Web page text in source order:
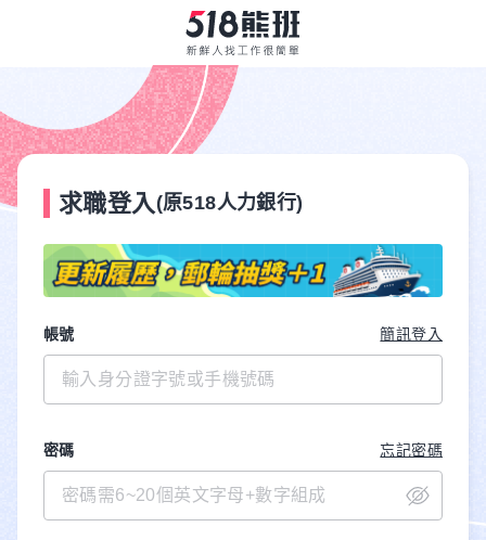
求職登入 (原518人力銀行)
帳號 簡訊登入
密碼 忘記密碼